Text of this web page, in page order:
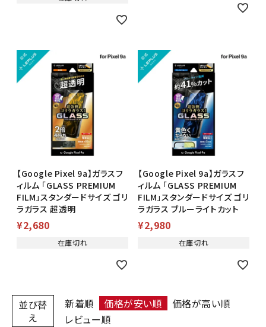
【Google Pixel 9a】ガラスフ
ィルム 「GLASS PREMIUM
FILM」スタンダードサイズ ゴリ
ラガラス 超透明
¥2,680
在庫切れ
【Google Pixel 9a】ガラスフ
ィルム 「GLASS PREMIUM
FILM」スタンダードサイズ ゴリ
ラガラス ブルーライトカット
¥2,980
在庫切れ
並び替
え
新着順 価格が安い順
価格が高い順
レビュー順